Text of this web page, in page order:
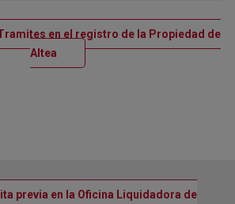
en el registro de la Propiedad de
Altea Ventana nueva
previa en la Oficina Liquidadora de